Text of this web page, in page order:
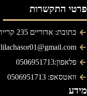
פרטי התקשרות
כתובת: אדוריים 235 קריית גת
lilachasor01@gmail.com
פלאפון:0506951713
וואטסאפ: 0506951713
מידע